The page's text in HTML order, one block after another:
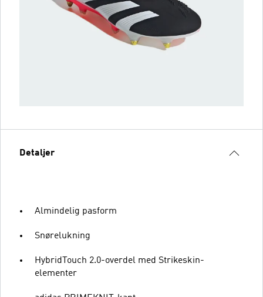
Detaljer
Almindelig pasform
Snørelukning
HybridTouch 2.0-overdel med Strikeskin-
elementer